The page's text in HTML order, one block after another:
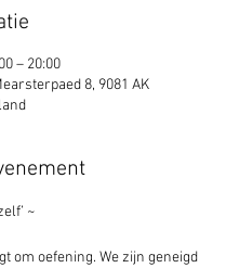
– 20:00
8, 9081 AK
~
om oefening. We zijn geneigd